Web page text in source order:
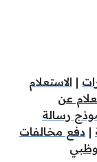
| الاستعلام
عن
رسالة
| دفع مخالفات